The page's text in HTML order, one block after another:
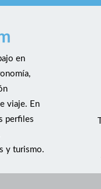
en
viaje. En
perfiles
y turismo.